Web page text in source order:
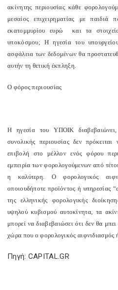
ακίνητης περιουσίας κάθε
μεσαίος επιχειρηματίας με παιδιά
εκατομμυρίου ευρώ και τα
υποκόσμου; Η ηγεσία του
ασφάλεια των δεδομένων θα
αυτήν τη θετική έκπληξη.
Ο φόρος περιουσίας
Η ηγεσία του ΥΠΟΙΚ
συνολικής περιουσίας δεν
επιβολή στο μέλλον ενός φόρου
εμπειρία των φορολογούμενων από
η καλύτερη. Ο φορολογικός
οποιουδήποτε προϊόντος ή υπηρεσίας
της ελληνικής φορολογικής
υψηλού κυβισμού αυτοκίνητα, τα
μπορεί να διαβεβαιώσει ότι δεν θα
χώρα που ο φορολογικός αιφνιδιασμός
Πηγή: CAPITAL.GR